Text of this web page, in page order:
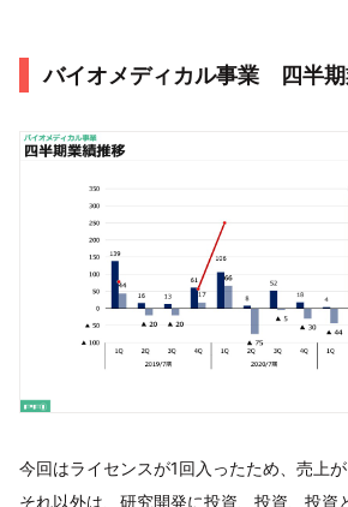
バイオメディカル事業 四半
今回はライセンスが1回入ったため、売上が
それ以外は、研究開発に投資、投資、投資